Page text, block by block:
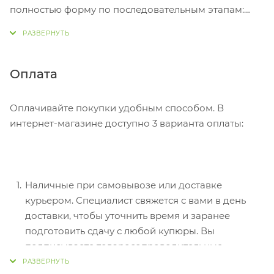
полностью форму по последовательным этапам:
Нажмите кнопку «Оформить заказ».
Оплата
Оплачивайте покупки удобным способом. В
интернет-магазине доступно 3 варианта оплаты:
Наличные при самовывозе или доставке
курьером. Специалист свяжется с вами в день
доставки, чтобы уточнить время и заранее
подготовить сдачу с любой купюры. Вы
подписываете товаросопроводительные
документы, вносите денежные средства,